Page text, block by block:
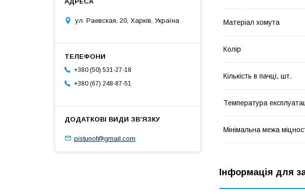
Матеріал хомута
Колір
Кількість в пачці, шт.
Температура
Мінімальна межа
Інформація для
ул. Раевская, 20, Харків, Україна
+380 (50) 531-27-18
+380 (67) 248-87-51
pistunof@gmail.com